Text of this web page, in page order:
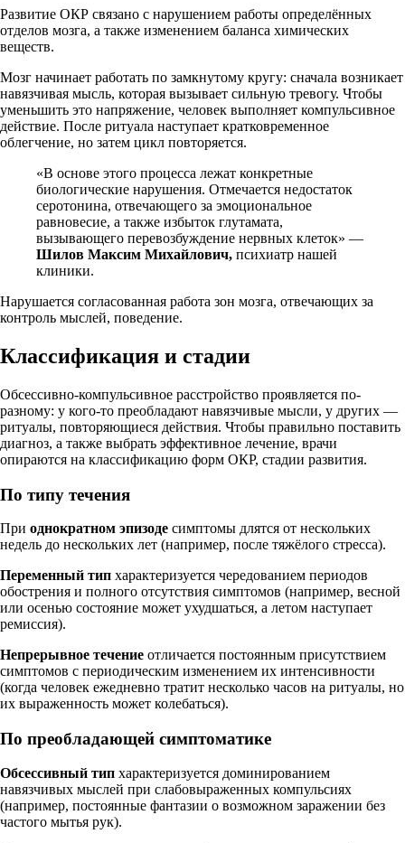
Развитие ОКР связано с нарушением работы определённых
отделов мозга, а также изменением баланса химических
веществ.
Мозг начинает работать по замкнутому кругу: сначала возникает
навязчивая мысль, которая вызывает сильную тревогу. Чтобы
уменьшить это напряжение, человек выполняет компульсивное
действие. После ритуала наступает кратковременное
облегчение, но затем цикл повторяется.
«В основе этого процесса лежат конкретные
биологические нарушения. Отмечается недостаток
серотонина, отвечающего за эмоциональное
равновесие, а также избыток глутамата,
вызывающего перевозбуждение нервных клеток» —
Шилов Максим Михайлович, психиатр нашей
клиники.
Нарушается согласованная работа зон мозга, отвечающих за
контроль мыслей, поведение.
Классификация и стадии
Обсессивно-компульсивное расстройство проявляется по-
разному: у кого-то преобладают навязчивые мысли, у других —
ритуалы, повторяющиеся действия. Чтобы правильно поставить
диагноз, а также выбрать эффективное лечение, врачи
опираются на классификацию форм ОКР, стадии развития.
По типу течения
При однократном эпизоде симптомы длятся от нескольких
недель до нескольких лет (например, после тяжёлого стресса).
Переменный тип характеризуется чередованием периодов
обострения и полного отсутствия симптомов (например, весной
или осенью состояние может ухудшаться, а летом наступает
ремиссия).
Непрерывное течение отличается постоянным присутствием
симптомов с периодическим изменением их интенсивности
(когда человек ежедневно тратит несколько часов на ритуалы, но
их выраженность может колебаться).
По преобладающей симптоматике
Обсессивный тип характеризуется доминированием
навязчивых мыслей при слабовыраженных компульсиях
(например, постоянные фантазии о возможном заражении без
частого мытья рук).